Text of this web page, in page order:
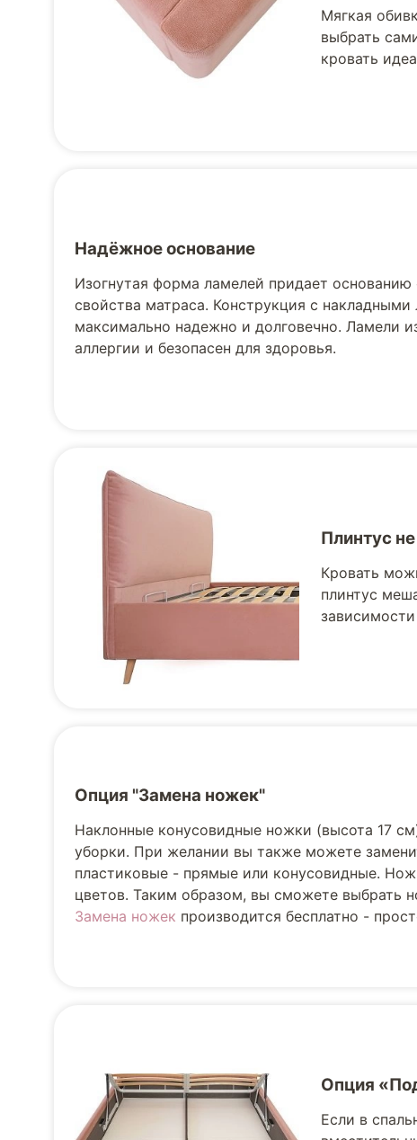
Мягкая
выбрать
кровать
Надёжное основание
Изогнутая форма ламелей придает
свойства матраса. Конструкция с
максимально надежно и долговечно. Ламели
аллергии и безопасен для здоровья.
Плинтус
Кровать
плинтус
Опция "Замена ножек"
Наклонные конусовидные ножки (высота 17
уборки. При желании вы также можете
пластиковые - прямые или конусовидные.
цветов. Таким образом, вы сможете выбрать
Замена ножек производится бесплатно -
Опция
Если в